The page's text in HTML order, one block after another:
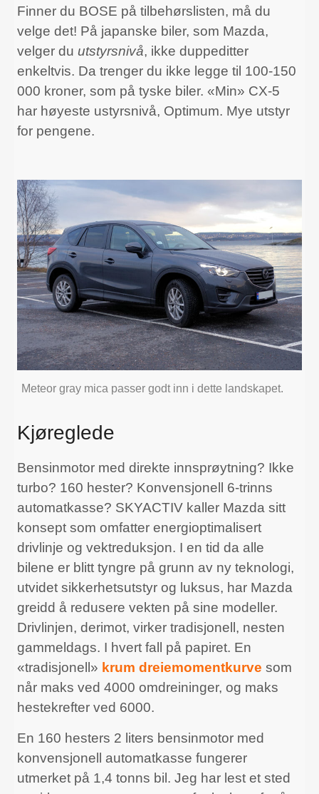
Finner du BOSE på tilbehørslisten, må du
velge det! På japanske biler, som Mazda,
velger du utstyrsnivå, ikke duppeditter
enkeltvis. Da trenger du ikke legge til 100-150
000 kroner, som på tyske biler. «Min» CX-5
har høyeste ustyrsnivå, Optimum. Mye utstyr
for pengene.
Meteor gray mica passer godt inn i dette landskapet.
Kjøreglede
Bensinmotor med direkte innsprøytning? Ikke
turbo? 160 hester? Konvensjonell 6-trinns
automatkasse? SKYACTIV kaller Mazda sitt
konsept som omfatter energioptimalisert
drivlinje og vektreduksjon. I en tid da alle
bilene er blitt tyngre på grunn av ny teknologi,
utvidet sikkerhetsutstyr og luksus, har Mazda
greidd å redusere vekten på sine modeller.
Drivlinjen, derimot, virker tradisjonell, nesten
gammeldags. I hvert fall på papiret. En
«tradisjonell» krum dreiemomentkurve som
når maks ved 4000 omdreininger, og maks
hestekrefter ved 6000.
En 160 hesters 2 liters bensinmotor med
konvensjonell automatkasse fungerer
utmerket på 1,4 tonns bil. Jeg har lest et sted